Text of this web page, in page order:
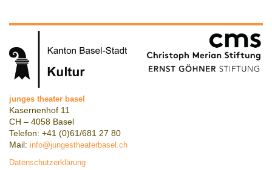
junges theater basel
Kasernenhof 11
CH – 4058 Basel
Telefon: +41 (0)61/681 27 80
Mail: info@jungestheaterbasel.ch
Datenschutzerklärung